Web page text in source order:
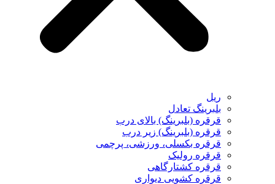
ریل
بلبرینگ تعادل
قرقره (بلبرینگ) بالای درب
قرقره (بلبرینگ) زیر درب
قرقره بکسلی، ورزشی، پرچمی
قرقره رولیک
قرقره کشتارگاهی
قرقره کشویی دیواری